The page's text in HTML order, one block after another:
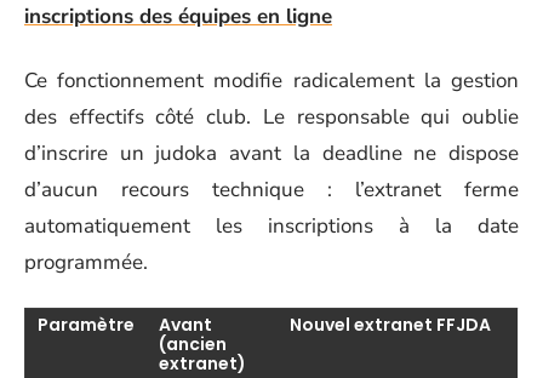
inscriptions des équipes en ligne
Ce fonctionnement modifie radicalement la gestion
des effectifs côté club. Le responsable qui oublie
d’inscrire un judoka avant la deadline ne dispose
d’aucun recours technique : l’extranet ferme
automatiquement les inscriptions à la date
programmée.
Paramètre
Avant
(ancien
extranet)
Nouvel extranet FFJDA